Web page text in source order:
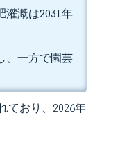
灌漑は2031年
、一方で園芸
ており、2026年